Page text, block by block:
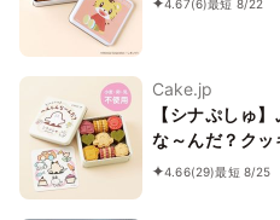
4.67(6)最短 8/22
Cake.jp
【シナぷしゅ
な～んだ？クッ
4.66(29)最短 8/25